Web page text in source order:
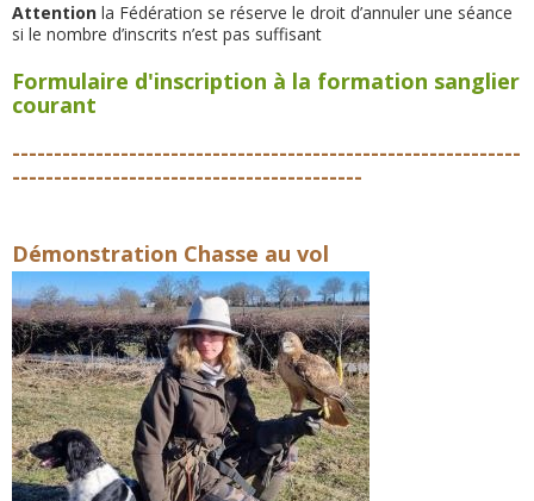
Attention la Fédération se réserve le droit d’annuler une séance
si le nombre d’inscrits n’est pas suffisant
Formulaire d'inscription à la formation sanglier
courant
-------------------------------------------------------------
------------------------------------------
Démonstration Chasse au vol